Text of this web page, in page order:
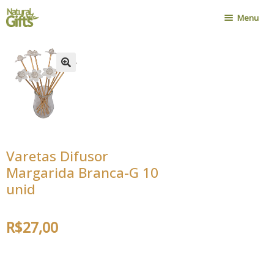
Pular
para
Pular
para
conteúdo
Menu
Varetas Difusor
Margarida Branca-G 10
unid
R$27,00